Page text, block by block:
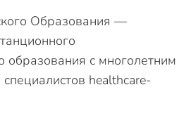
Образования —
образования с многолетним
healthcare-